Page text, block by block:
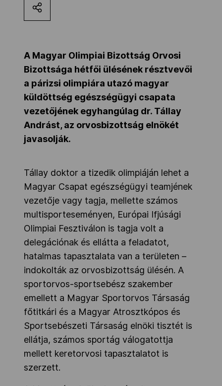
NOB
Társszervezetek
OVEP
Adatbank
A Magyar Olimpiai Bizottság Orvosi
Bizottsága hétfői ülésének résztvevői
a párizsi olimpiára utazó magyar
küldöttség egészségügyi csapata
vezetőjének egyhangúlag dr. Tállay
Andrást, az orvosbizottság elnökét
javasolják.
Tállay doktor a tizedik olimpiáján lehet a
Magyar Csapat egészségügyi teamjének
vezetője vagy tagja, mellette számos
multisporteseményen, Európai Ifjúsági
Olimpiai Fesztiválon is tagja volt a
delegációnak és ellátta a feladatot,
hatalmas tapasztalata van a területen –
indokolták az orvosbizottság ülésén. A
sportorvos-sportsebész szakember
emellett a Magyar Sportorvos Társaság
főtitkári és a Magyar Atrosztkópos és
Sportsebészeti Társaság elnöki tisztét is
ellátja, számos sportág válogatottja
mellett keretorvosi tapasztalatot is
szerzett.